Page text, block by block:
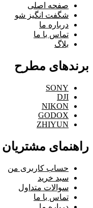
صفحه اصلی
شگفت انگیز شو
درباره ما
تماس با ما
بلاگ
برندهای مطرح
SONY
DJI
NIKON
GODOX
ZHIYUN
راهنمای مشتریان
حساب کاربری من
سبد خرید
سوالات متداول
تماس با ما